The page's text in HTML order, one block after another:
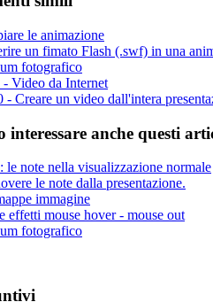
le animazione
un fimato Flash (.swf) in una
fotografico
Video da Internet
- Creare un video dall'intera
interessare anche questi
le note nella visualizzazione normale
le note dalla presentazione.
immagine
effetti mouse hover - mouse out
fotografico